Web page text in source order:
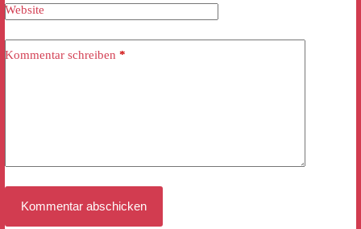
Website
Kommentar schreiben *
Kommentar abschicken